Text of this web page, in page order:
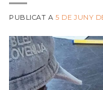
PUBLICAT A5 DE JUNY